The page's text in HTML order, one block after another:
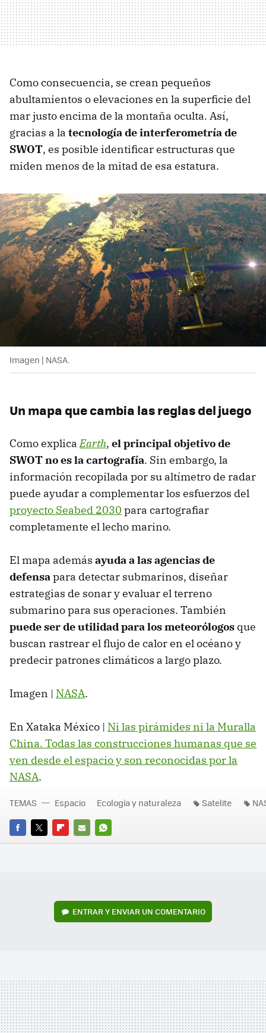
Como consecuencia, se crean pequeños
abultamientos o elevaciones en la superficie del
mar justo encima de la montaña oculta. Así,
gracias a la tecnología de interferometría de
SWOT, es posible identificar estructuras que
miden menos de la mitad de esa estatura.
Imagen | NASA.
Un mapa que cambia las reglas del juego
Como explicaEarth, el principal objetivo de
SWOT no es la cartografía. Sin embargo, la
información recopilada por su altímetro de radar
puede ayudar a complementar los esfuerzos del
proyecto Seabed 2030 para cartografiar
completamente el lecho marino.
El mapa además ayuda a las agencias de
defensapara detectar submarinos, diseñar
estrategias de sonar y evaluar el terreno
submarino para sus operaciones. También
puede ser de utilidad para los meteorólogos que
buscan rastrear el flujo de calor en el océano y
predecir patrones climáticos a largo plazo.
Imagen | NASA.
En Xataka México | Ni las pirámides ni la Muralla
China. Todas las construcciones humanas que se
ven desde el espacio y son reconocidas por la
NASA.
FACEBOOK
TWITTERFLIPBOARD
E-
WHATSAPP
TEMAS Espacio Ecología y naturaleza Satelite
ENTRAR Y ENVIAR UN COMENTARIO